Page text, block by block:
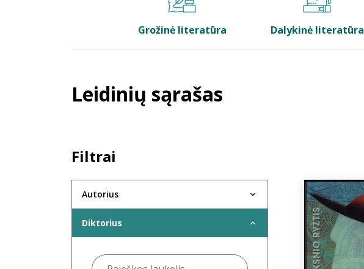
Grožinė literatūra Dalykinė literatūra
Leidinių sąrašas
Filtrai
Autorius
Diktorius